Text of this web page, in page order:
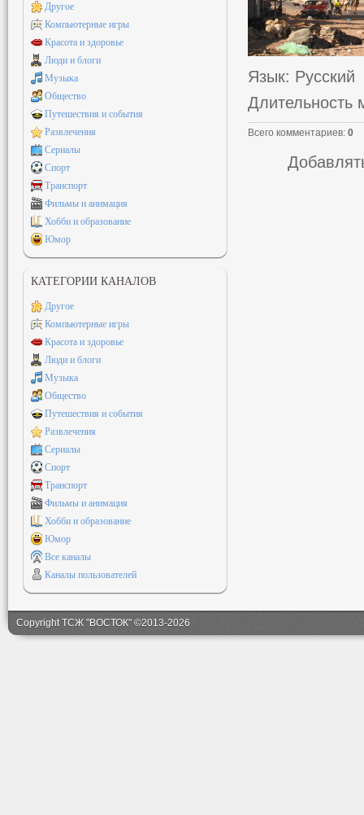
Язык: Русский
Длительность
Всего комментариев: 0
Другое
Компьютерные игры
Красота и здоровье
Люди и блоги
Музыка
Общество
Путешествия и события
Развлечения
Сериалы
Спорт
Транспорт
Фильмы и анимация
Хобби и образование
Юмор
КАТЕГОРИИ КАНАЛОВ
Другое
Компьютерные игры
Красота и здоровье
Люди и блоги
Музыка
Общество
Путешествия и события
Развлечения
Сериалы
Спорт
Транспорт
Фильмы и анимация
Хобби и образование
Юмор
Все каналы
Каналы пользователей
Copyright ТСЖ "ВОСТОК" ©2013-2026